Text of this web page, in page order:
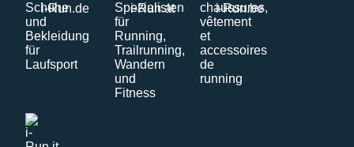
i-Run.de i-Run.at i-Run.be